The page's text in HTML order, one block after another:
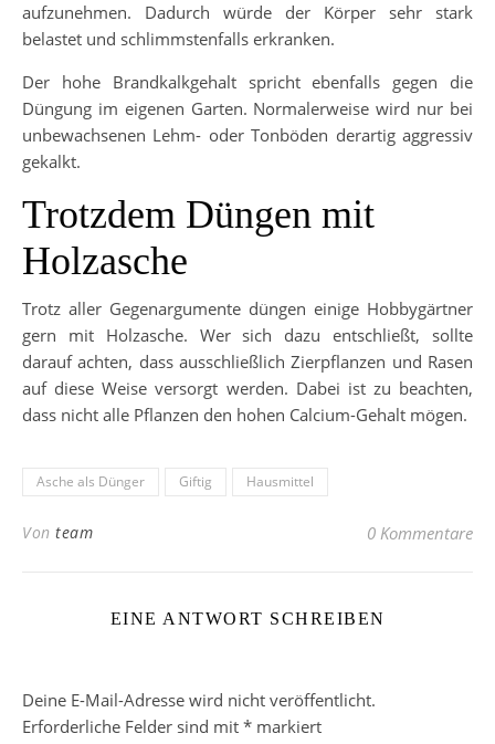
aufzunehmen. Dadurch würde der Körper sehr stark
belastet und schlimmstenfalls erkranken.
Der hohe Brandkalkgehalt spricht ebenfalls gegen die
Düngung im eigenen Garten. Normalerweise wird nur bei
unbewachsenen Lehm- oder Tonböden derartig aggressiv
gekalkt.
Trotzdem Düngen mit
Holzasche
Trotz aller Gegenargumente düngen einige Hobbygärtner
gern mit Holzasche. Wer sich dazu entschließt, sollte
darauf achten, dass ausschließlich Zierpflanzen und Rasen
auf diese Weise versorgt werden. Dabei ist zu beachten,
dass nicht alle Pflanzen den hohen Calcium-Gehalt mögen.
Asche als Dünger Giftig Hausmittel
Von team 0 Kommentare
EINE ANTWORT SCHREIBEN
Deine E-Mail-Adresse wird nicht veröffentlicht.
Erforderliche Felder sind mit * markiert